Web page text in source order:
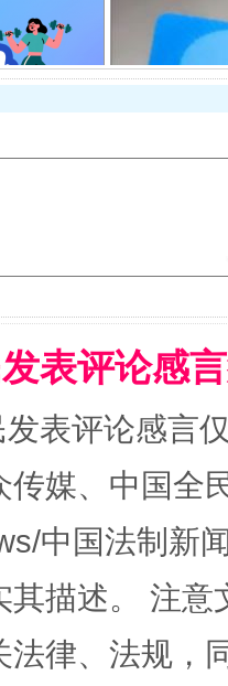
上场
幕 规模
表评论感
表评论感言
传媒、中国全
中国法制新
其描述。 注
法律、法规，